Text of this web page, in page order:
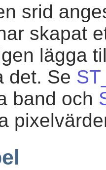
srid
skapat
lägga
det. Se
band och